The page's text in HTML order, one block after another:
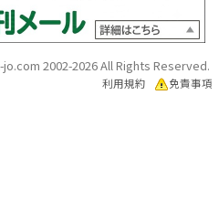
2002-2026 All Rights Reserved.
利用規約 免責事項